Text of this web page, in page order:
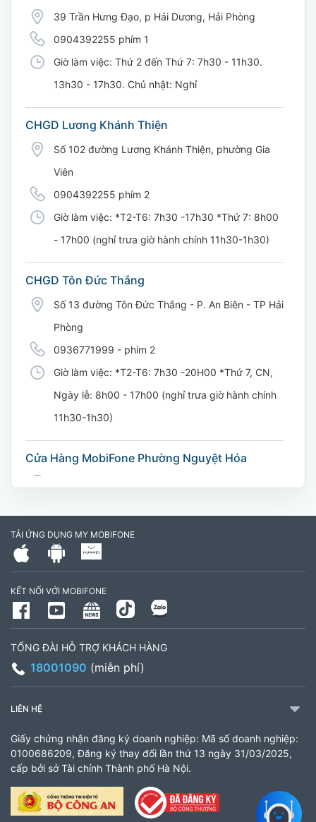
39 Trần Hưng Đạo, p Hải Dương, Hải Phòng
0904392255 phím 1
Giờ làm việc: Thứ 2 đến Thứ 7: 7h30 - 11h30.
13h30 - 17h30. Chủ nhật: Nghỉ
CHGD Lương Khánh Thiện
Số 102 đường Lương Khánh Thiện, phường Gia
Viên
0904392255 phím 2
Giờ làm việc: *T2-T6: 7h30 -17h30 *Thứ 7: 8h00
- 17h00 (nghỉ trưa giờ hành chính 11h30-1h30)
CHGD Tôn Đức Thắng
Số 13 đường Tôn Đức Thắng - P. An Biên - TP Hải
Phòng
0936771999 - phím 2
Giờ làm việc: *T2-T6: 7h30 -20H00 *Thứ 7, CN,
Ngày lễ: 8h00 - 17h00 (nghỉ trưa giờ hành chính
11h30-1h30)
Cửa Hàng MobiFone Phường Nguyệt Hóa
795497999
Giờ làm việc: Thứ 2 đến Thứ 6: Sáng 07:30 -
11:00 Chiều 13:30 đến 17:30 Thứ 7: Sáng 08:00
- 11:30 chiều 13:00 đến 17:00
CH 21B Ba La (CH 16 Ba La)
903460846
Giờ làm việc: 8:00 - 18:00
CH 61 Minh Khai
TẢI ỨNG DỤNG MY MOBIFONE
KẾT NỐI VỚI MOBIFONE
TỔNG ĐÀI HỖ TRỢ KHÁCH HÀNG
18001090 (miễn phí)
LIÊN HỆ
Giấy chứng nhận đăng ký doanh nghiệp: Mã số doanh nghiệp:
0100686209, Đăng ký thay đổi lần thứ 13 ngày 31/03/2025,
cấp bởi sở Tài chính Thành phố Hà Nội.